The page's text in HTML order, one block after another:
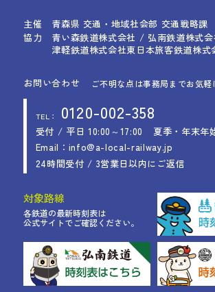
主催
青森県 交通・地域社会部 交通戦略課
協力
青い森鉄道株式会社 / 弘南鉄道株式会
津軽鉄道株式会社東日本旅客鉄道株式
お問い合わせ ご不明な点は事務局までお気軽
TEL： 0120-002-358
受付 / 平日 10:00～17:00
夏季・年末年
Email：info@a-local-railway.jp
24時間受付 / 3営業日以内にご返信
対象路線
各鉄道の最新時刻表は
公式サイトでご確認ください。